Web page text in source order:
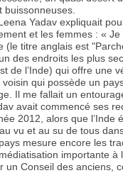
buissonneuses.
Yadav expliquait
et les femmes : «
(le titre anglais est
des endroits les plus
de l’Inde) qui offre une
voisin qui possède un
Il me fallait un
avait commencé ses
2012, alors que l’Inde
vu et au su de tous
mesure encore les
importante à
un Conseil des anciens,